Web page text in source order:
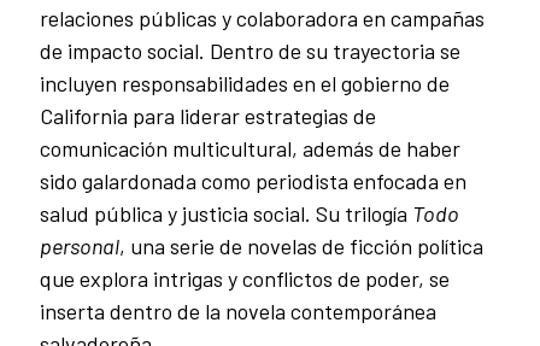
relaciones públicas y colaboradora en campañas
de impacto social. Dentro de su trayectoria se
incluyen responsabilidades en el gobierno de
California para liderar estrategias de
comunicación multicultural, además de haber
sido galardonada como periodista enfocada en
salud pública y justicia social. Su trilogía Todo
personal, una serie de novelas de ficción política
que explora intrigas y conflictos de poder, se
inserta dentro de la novela contemporánea